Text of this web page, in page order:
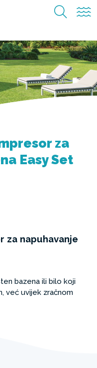
za
Easy Set
za napuhavanje
bazena ili bilo koji
već uvijek zračnom